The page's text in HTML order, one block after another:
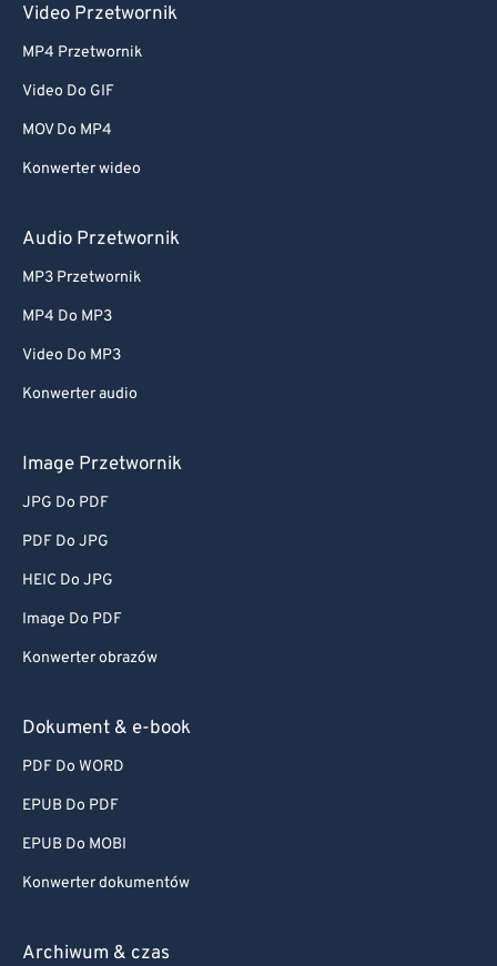
Video Przetwornik
MP4 Przetwornik
Video Do GIF
MOV Do MP4
Konwerter wideo
Audio Przetwornik
MP3 Przetwornik
MP4 Do MP3
Video Do MP3
Konwerter audio
Image Przetwornik
JPG Do PDF
PDF Do JPG
HEIC Do JPG
Image Do PDF
Konwerter obrazów
Dokument & e-book
PDF Do WORD
EPUB Do PDF
EPUB Do MOBI
Konwerter dokumentów
Archiwum & czas